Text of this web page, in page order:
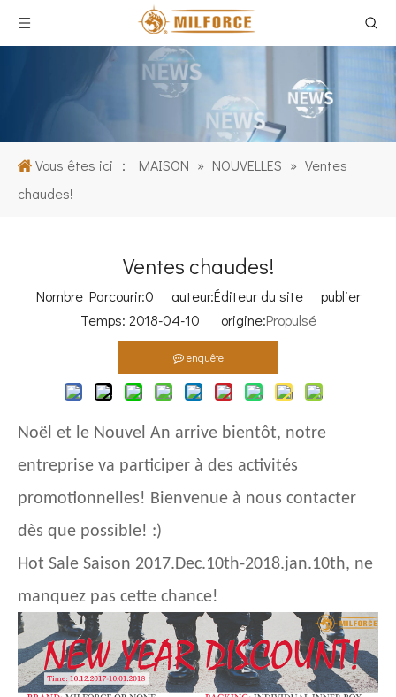
Vous êtes ici ： MAISON » NOUVELLES » Ventes
chaudes!
Ventes chaudes!
Nombre Parcourir:0 auteur:Éditeur du site publier
Temps: 2018-04-10 origine:Propulsé
enquête
Noël et le Nouvel An arrive bientôt, notre
entreprise va participer à des activités
promotionnelles! Bienvenue à nous contacter
dès que possible! :)
Hot Sale Saison 2017.Dec.10th-2018.jan.10th, ne
manquez pas cette chance!